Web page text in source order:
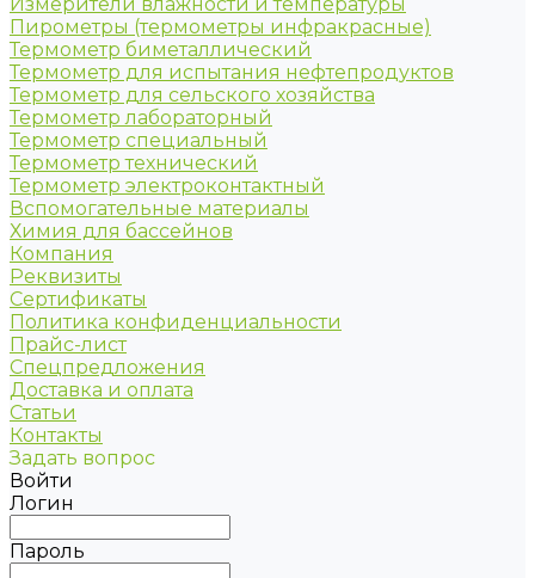
Пирометры (термометры инфракрасные)
Термометр биметаллический
Термометр для испытания нефтепродуктов
Термометр для сельского хозяйства
Термометр лабораторный
Термометр специальный
Термометр технический
Термометр электроконтактный
Вспомогательные материалы
Химия для бассейнов
Компания
Реквизиты
Сертификаты
Политика конфиденциальности
Прайс-лист
Спецпредложения
Доставка и оплата
Статьи
Контакты
Задать вопрос
Войти
Логин
Пароль